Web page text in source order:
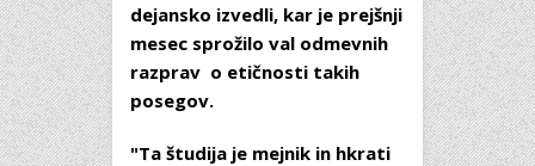
dejansko izvedli, kar je prejšnji
mesec sprožilo val odmevnih
razprav o etičnosti takih
posegov.
"Ta študija je mejnik in hkrati